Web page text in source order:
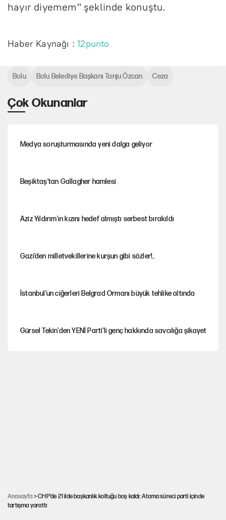
hayır diyemem" şeklinde konuştu.
Haber Kaynağı :12punto
Çok Okunanlar
Medya soruşturmasında yeni dalga geliyor
Beşiktaş’tan Gallagher hamlesi
Aziz Yıldırım'ın kızını hedef almıştı serbest bırakıldı
Gazi’den milletvekillerine kurşun gibi sözler!..
İstanbul’un ciğerleri Belgrad Ormanı büyük tehlike altında
Gürsel Tekin'den YENİ Parti’li genç hakkında savcılığa şikayet
Bolu Bolu Belediye Başkanı Tanju Özcan Ceza
Anasayfa > CHP’de 21 ilde başkanlık koltuğu boş kaldı: Atama süreci parti içinde
tartışma yarattı